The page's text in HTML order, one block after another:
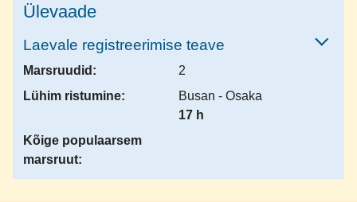
Ülevaade
Laevale registreerimise teave
Marsruudid:
2
Lühim ristumine:
Busan - Osaka
17 h
Kõige populaarsem
marsruut: